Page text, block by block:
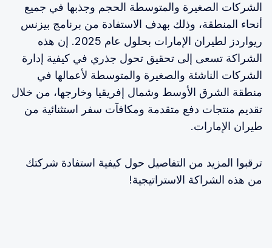
الشركات الصغيرة والمتوسطة الحجم وجذبها في جميع
أنحاء المنطقة، وذلك بهدف الاستفادة من برنامج بيزنس
ريواردز لطيران الإمارات بحلول عام 2025. إن هذه
الشراكة تسعى إلى تحقيق تحول جذري في كيفية إدارة
الشركات الناشئة والصغيرة والمتوسطة لأعمالها في
منطقة الشرق الأوسط وشمال إفريقيا وخارجها، من خلال
تقديم منتجات دفع متقدمة ومكافآت سفر استثنائية من
طيران الإمارات.
ترقبوا المزيد من التفاصيل حول كيفية استفادة شركتك
من هذه الشراكة الاستراتيجية!